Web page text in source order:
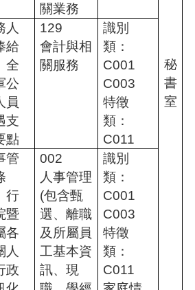
關業務
人
給
全
公
員
支
點
129
會計與相
關服務
識別
類：
C001
C003
特徵
類：
C011
秘
書
室
管
行
暨
各
人
政
002
人事管理
(包含甄
選、離職
及所屬員
工基本資
訊、現
識別
類：
C001
C003
特徵
類：
C011